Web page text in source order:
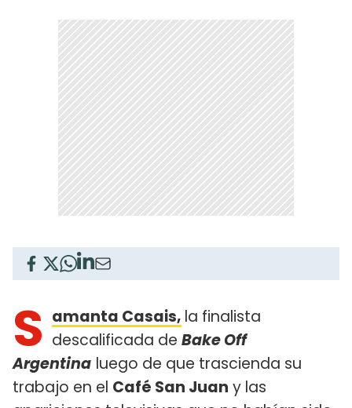
S amanta Casais, la finalista
descalificada de Bake Off
Argentina luego de que trascienda su
trabajo en el Café San Juan y las